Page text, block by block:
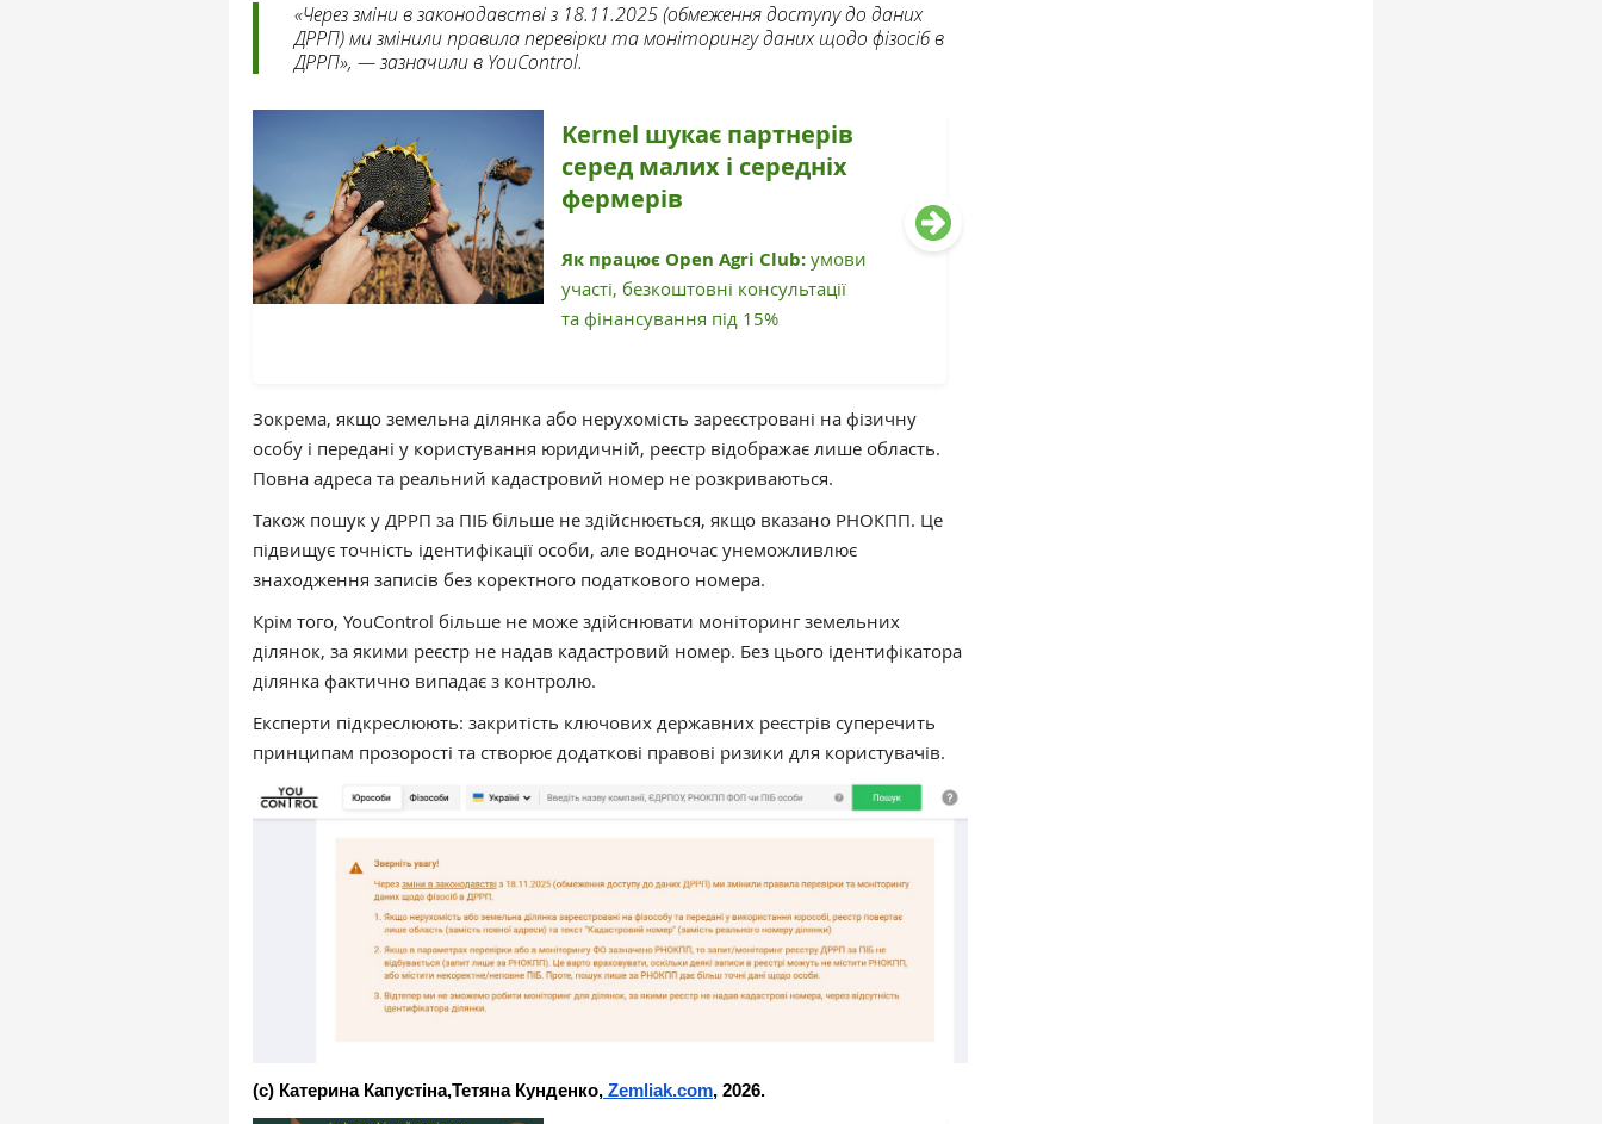
«Через зміни в законодавстві з 18.11.2025 (обмеження доступу до даних
ДРРП) ми змінили правила перевірки та моніторингу даних щодо фізосіб в
ДРРП», — зазначили в YouControl.
Kernel шукає партнерів
серед малих і середніх
фермерів
Як працює Open Agri Club:умови
участі, безкоштовні консультації
та фінансування під 15%
Зокрема, якщо земельна ділянка або нерухомість зареєстровані на фізичну
особу і передані у користування юридичній, реєстр відображає лише область.
Повна адреса та реальний кадастровий номер не розкриваються.
Також пошук у ДРРП за ПІБ більше не здійснюється, якщо вказано РНОКПП. Це
підвищує точність ідентифікації особи, але водночас унеможливлює
знаходження записів без коректного податкового номера.
Крім того, YouControl більше не може здійснювати моніторинг земельних
ділянок, за якими реєстр не надав кадастровий номер. Без цього ідентифікатора
ділянка фактично випадає з контролю.
Експерти підкреслюють: закритість ключових державних реєстрів суперечить
принципам прозорості та створює додаткові правові ризики для користувачів.
(с) Катерина Капустіна,Тетяна Кунденко, Zemliak.com, 2026.